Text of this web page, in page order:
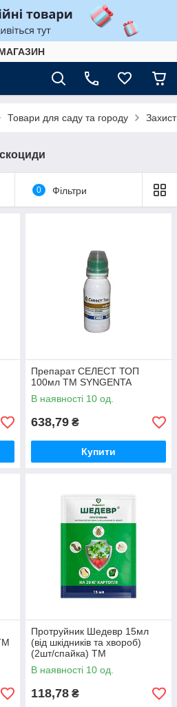
Товари для саду та городу
0 Фільтри
Препарат СЕЛЕСТ ТОП
100мл ТМ SYNGENTA
В наявності 10 од.
638,79 ₴
Купити
Протруйник Шедевр 15мл
(від шкідників та хвороб)
(2шт/спайка) ТМ
ПРОТЕКТОН
В наявності 10 од.
118,78 ₴